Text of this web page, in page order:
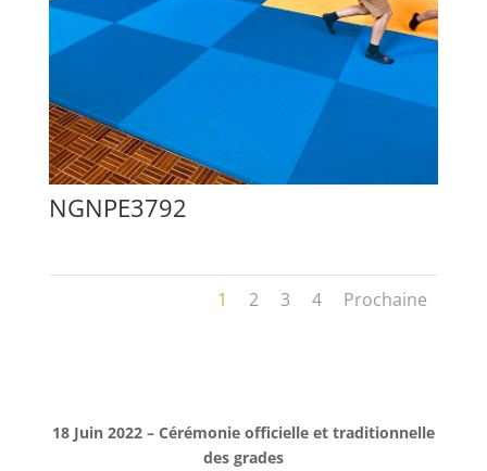
NGNPE3792
1 2 3 4 Prochaine
18 Juin 2022 – Cérémonie officielle et traditionnelle
des grades